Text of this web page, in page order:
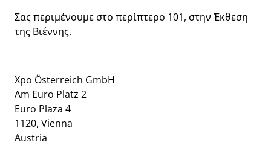
Σας περιμένουμε στο περίπτερο 101, στην Έκθεση
της Βιέννης.
Xpo Österreich GmbH
Am Euro Platz 2
Euro Plaza 4
1120, Vienna
Austria